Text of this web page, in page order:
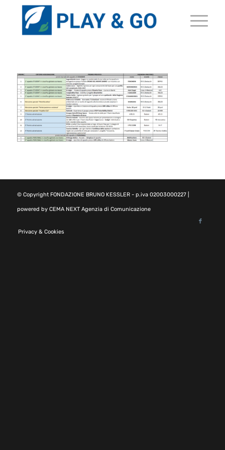
© Copyright FONDAZIONE BRUNO KESSLER- p.iva 02003000227 |
powered by CEMA NEXT Agenzia di Comunicazione
Privacy & Cookies